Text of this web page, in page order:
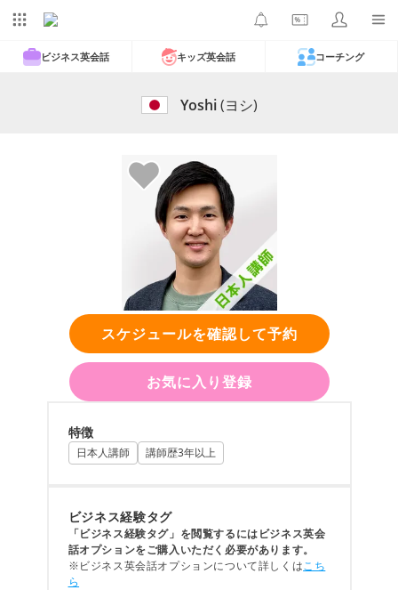
ビジネス英会話 キッズ英会話 コーチング
Yoshi(ヨシ)
スケジュールを確認して予約
お気に入り登録
特徴
日本人講師 講師歴3年以上
ビジネス経験タグ
「ビジネス経験タグ」を閲覧するにはビジネス英会
話オプションをご購入いただく必要があります。
※ビジネス英会話オプションについて詳しくはこち
ら